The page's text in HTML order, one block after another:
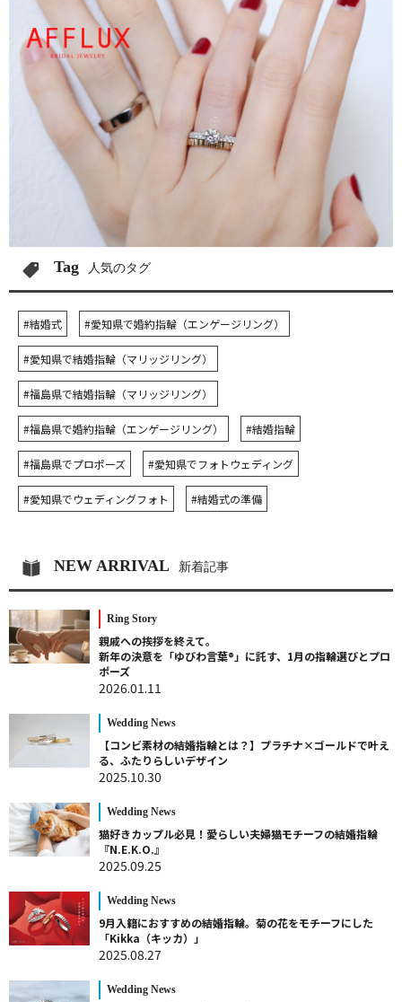
Tag 人気のタグ
#結婚式 #愛知県で婚約指輪（エンゲージリング）
#愛知県で結婚指輪（マリッジリング）
#福島県で結婚指輪（マリッジリング）
#福島県で婚約指輪（エンゲージリング） #結婚指輪
#福島県でプロポーズ #愛知県でフォトウェディング
#愛知県でウェディングフォト #結婚式の準備
NEW ARRIVAL 新着記事
Ring Story
親戚への挨拶を終えて。
新年の決意を「ゆびわ言葉®」に託す、1月の指輪選びとプロ
ポーズ
2026.01.11
Wedding News
【コンビ素材の結婚指輪とは？】プラチナ×ゴールドで叶え
る、ふたりらしいデザイン
2025.10.30
Wedding News
猫好きカップル必見！愛らしい夫婦猫モチーフの結婚指輪
『N.E.K.O.』
2025.09.25
Wedding News
9月入籍におすすめの結婚指輪。菊の花をモチーフにした
「Kikka（キッカ）」
2025.08.27
Wedding News